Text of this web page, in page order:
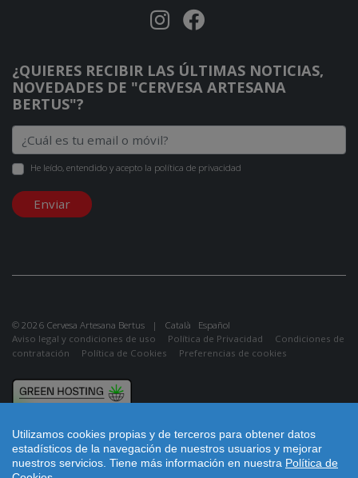
Utilizamos cookies propias y de terceros para obtener datos
estadísticos de la navegación de nuestros usuarios y mejorar
nuestros servicios. Tiene más información en nuestra Política de
¿QUIERES RECIBIR LAS ÚLTIMAS NOTICIAS,
NOVEDADES DE "CERVESA ARTESANA
BERTUS"?
He leído, entendido y acepto la política de privacidad
Enviar
© 2026 Cervesa Artesana Bertus | Català
Español
Aviso legal y condiciones de uso
Política de Privacidad
Condiciones de
contratación
Política de Cookies Preferencias de cookies